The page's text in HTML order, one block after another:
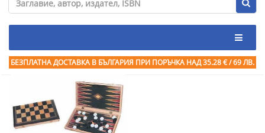
БЕЗПЛАТНА ДОСТАВКА В БЪЛГАРИЯ ПРИ ПОРЪЧКА НАД 35.28 € / 69 ЛВ.